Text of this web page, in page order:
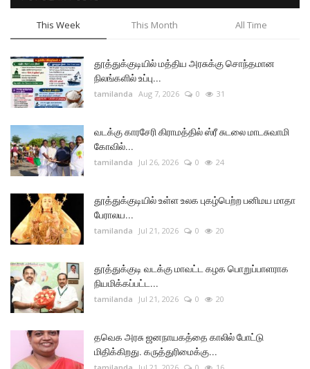
This Week This Month All Time
தூத்துக்குடியில் மத்திய அரசுக்கு சொந்தமான
நிலங்களில் உப்பு...
tamilanda Aug 7, 2026 0 31
வடக்கு காரசேரி கிராமத்தில் ஸ்ரீ சுடலை மாடசுவாமி
கோவில்...
tamilanda Jul 26, 2026 0 24
தூத்துக்குடியில் உள்ள உலக புகழ்பெற்ற பனிமய மாதா
பேராலய...
tamilanda Jul 21, 2026 0 20
தூத்துக்குடி வடக்கு மாவட்ட கழக பொறுப்பாளராக
நியமிக்கப்பட்ட...
tamilanda Jul 21, 2026 0 20
தவெக அரசு ஜனநாயகத்தை காலில் போட்டு
மிதிக்கிறது. கருத்துரிமைக்கு...